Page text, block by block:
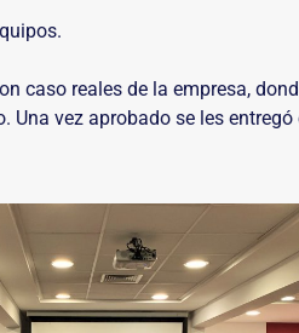
caso reales de la empresa,
Una vez aprobado se les entregó